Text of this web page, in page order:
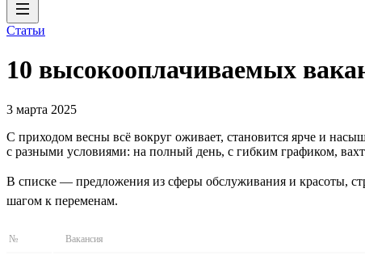
Статьи
10 высокооплачиваемых
3 марта 2025
С приходом весны всё вокруг оживает, становится ярче и
с разными условиями: на полный день, с гибким графиком,
В списке — предложения из сферы обслуживания и красоты,
шагом к переменам.
№ Вакансия